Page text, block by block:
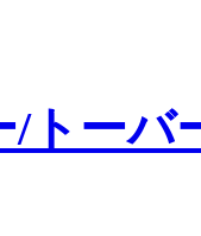
/トーバ